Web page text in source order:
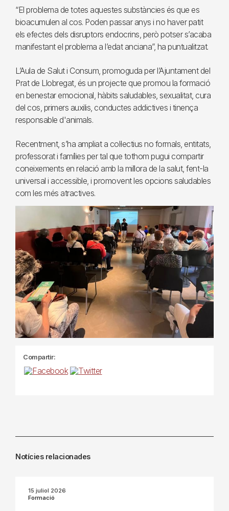
“El problema de totes aquestes substàncies és que es
bioacumulen al cos. Poden passar anys i no haver patit
els efectes dels disruptors endocrins, però potser s’acaba
manifestant el problema a l’edat anciana”, ha puntualitzat.
L’Aula de Salut i Consum, promoguda per l’Ajuntament del
Prat de Llobregat, és un projecte que promou la formació
en benestar emocional, hàbits saludables, sexualitat, cura
del cos, primers auxilis, conductes addictives i tinença
responsable d'animals.
Recentment, s’ha ampliat a col·lectius no formals, entitats,
professorat i famílies per tal que tothom pugui compartir
coneixements en relació amb la millora de la salut, fent-la
universal i accessible, i promovent les opcions saludables
com les més atractives.
Compartir:
Notícies relacionades
15 juliol 2026
Formació